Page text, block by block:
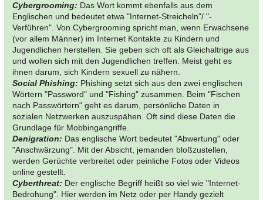
Cybergrooming: Das Wort kommt ebenfalls aus dem
Englischen und bedeutet etwa "Internet-Streicheln"/ "-
Verführen". Von Cybergrooming spricht man, wenn Erwachsene
(vor allem Männer) im Internet Kontakte zu Kindern und
Jugendlichen herstellen. Sie geben sich oft als Gleichaltrige aus
und wollen sich mit den Jugendlichen treffen. Meist geht es
ihnen darum, sich Kindern sexuell zu nähern.
Social Phishing: Phishing setzt sich aus den zwei englischen
Wörtern "Password" und "Fishing" zusammen. Beim "Fischen
nach Passwörtern" geht es darum, persönliche Daten in
sozialen Netzwerken auszuspähen. Oft sind diese Daten die
Grundlage für Mobbingangriffe.
Denigration: Das englische Wort bedeutet "Abwertung" oder
"Anschwärzung". Mit der Absicht, jemanden bloßzustellen,
werden Gerüchte verbreitet oder peinliche Fotos oder Videos
online gestellt.
Cyberthreat: Der englische Begriff heißt so viel wie "Internet-
Bedrohung". Hier werden im Netz oder per Handy gezielt